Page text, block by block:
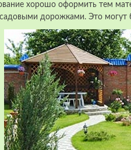
хорошо оформить тем
дорожками. Это могут